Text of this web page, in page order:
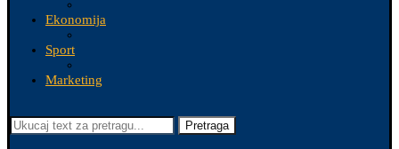
Ekonomija
Sport
Marketing
Pretraga